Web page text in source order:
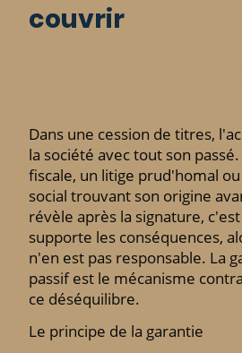
couvrir
Dans une cession de titres,
la société avec tout son
fiscale, un litige prud'homal
social trouvant son origine
révèle après la signature,
supporte les conséquences,
n'en est pas responsable. La
passif est le mécanisme
ce déséquilibre.
Le principe de la garantie